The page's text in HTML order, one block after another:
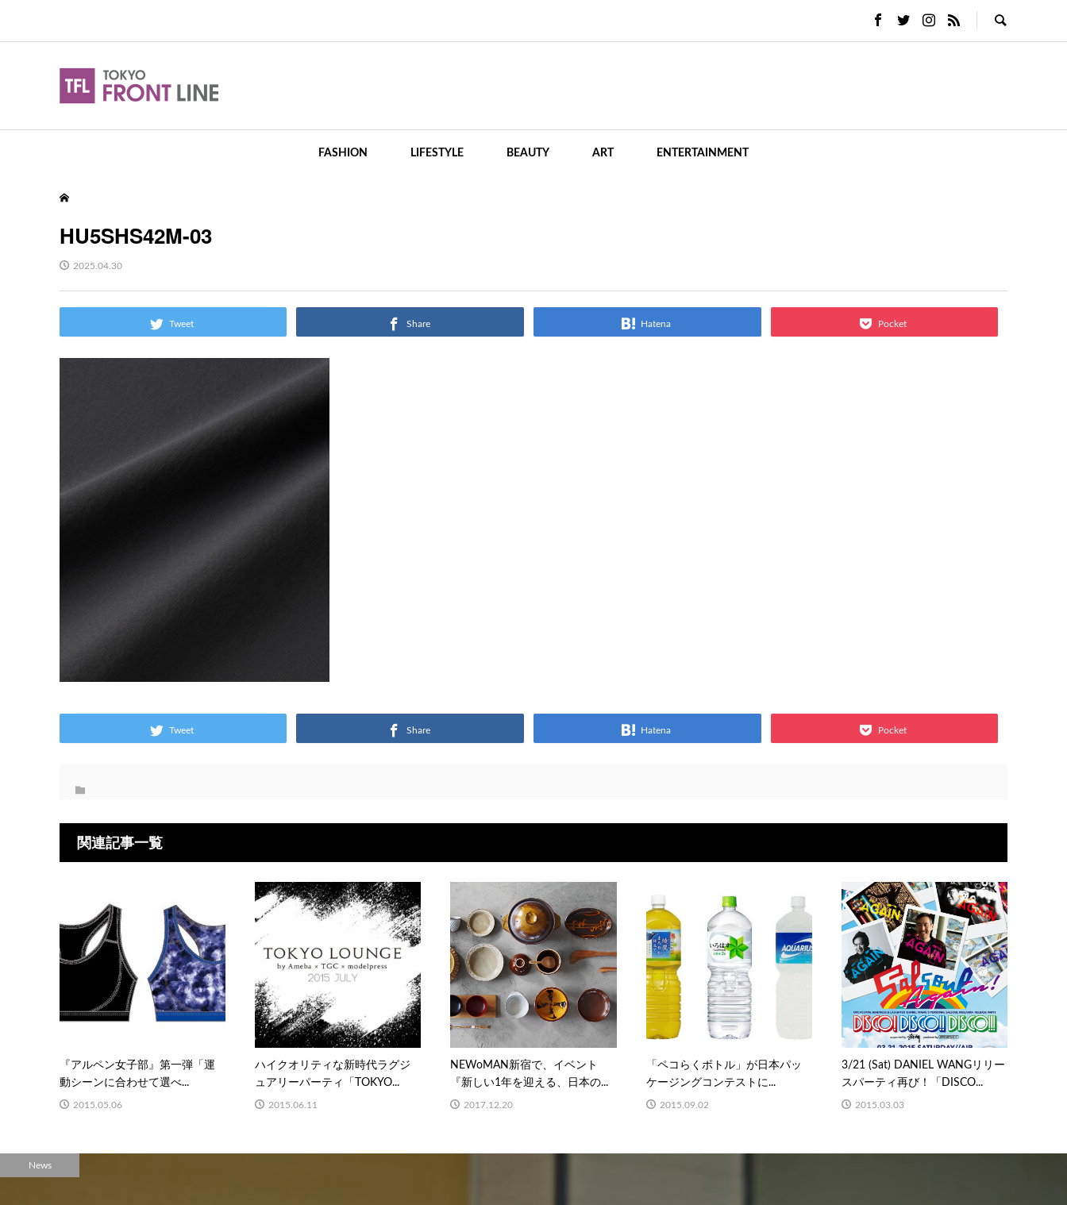
FASHION LIFESTYLE BEAUTY ART ENTERTAINMENT
HU5SHS42M-03
2025.04.30
Tweet Share Hatena Pocket
Tweet Share Hatena Pocket
関連記事一覧
『アルペン女子部』第一弾「運
動シーンに合わせて選べ...
2015.05.06
ハイクオリティな新時代ラグジ
ュアリーパーティ「TOKYO...
2015.06.11
NEWoMAN新宿で、イベント
『新しい1年を迎える、日本の...
2017.12.20
「ペコらくボトル」が日本パッ
ケージングコンテストに...
2015.09.02
3/21 (Sat) DANIEL WANGリリー
スパーティ再び！「DISCO...
2015.03.03
News